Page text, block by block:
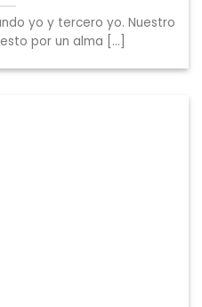
yo y tercero yo. Nuestro
por un alma [...]